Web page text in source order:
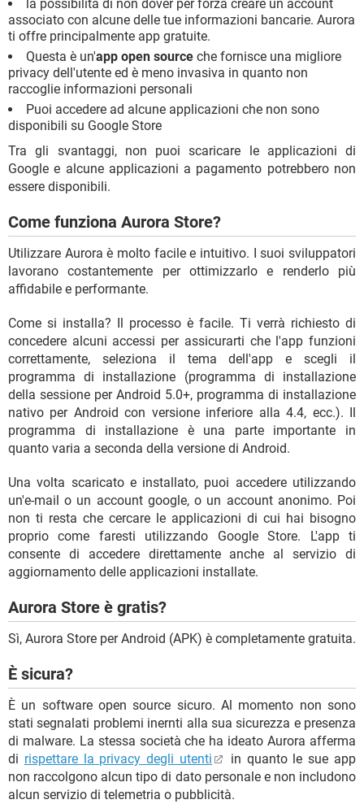
la possibilità di non dover per forza creare un account
associato con alcune delle tue informazioni bancarie. Aurora
ti offre principalmente app gratuite.
Questa è un'app open source che fornisce una migliore
privacy dell'utente ed è meno invasiva in quanto non
raccoglie informazioni personali
Puoi accedere ad alcune applicazioni che non sono
disponibili su Google Store
Tra gli svantaggi, non puoi scaricare le applicazioni di
Google e alcune applicazioni a pagamento potrebbero non
essere disponibili.
Come funziona Aurora Store?
Utilizzare Aurora è molto facile e intuitivo. I suoi sviluppatori
lavorano costantemente per ottimizzarlo e renderlo più
affidabile e performante.
Come si installa? Il processo è facile. Ti verrà richiesto di
concedere alcuni accessi per assicurarti che l'app funzioni
correttamente, seleziona il tema dell'app e scegli il
programma di installazione (programma di installazione
della sessione per Android 5.0+, programma di installazione
nativo per Android con versione inferiore alla 4.4, ecc.). Il
programma di installazione è una parte importante in
quanto varia a seconda della versione di Android.
Una volta scaricato e installato, puoi accedere utilizzando
un'e-mail o un account google, o un account anonimo. Poi
non ti resta che cercare le applicazioni di cui hai bisogno
proprio come faresti utilizzando Google Store. L'app ti
consente di accedere direttamente anche al servizio di
aggiornamento delle applicazioni installate.
Aurora Store è gratis?
Sì, Aurora Store per Android (APK) è completamente gratuita.
È sicura?
È un software open source sicuro. Al momento non sono
stati segnalati problemi inernti alla sua sicurezza e presenza
di malware. La stessa società che ha ideato Aurora afferma
di rispettare la privacy degli utenti
in quanto le sue app
non raccolgono alcun tipo di dato personale e non includono
alcun servizio di telemetria o pubblicità.